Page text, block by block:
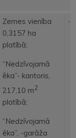
Zemes vienība
0,3157 ha
platībā;
“Nedzīvojamā
ēka”- kantoris,
217,10 m2
platībā;
‘’Nedzīvojamā
ēka”, -garāža